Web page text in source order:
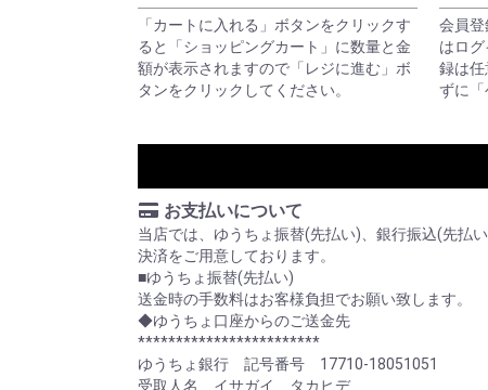
「カートに入れる」ボタンをクリックす
ると「ショッピングカート」に数量と金
額が表示されますので「レジに進む」ボ
タンをクリックしてください。
会員
はロ
録は
ずに「
お支払いについて
当店では、ゆうちょ振替(先払い)、銀行振込(先払
決済をご用意しております。
■ゆうちょ振替(先払い)
送金時の手数料はお客様負担でお願い致します。
◆ゆうちょ口座からのご送金先
************************
ゆうちょ銀行 記号番号 17710-18051051
受取人名 イサガイ タカヒデ